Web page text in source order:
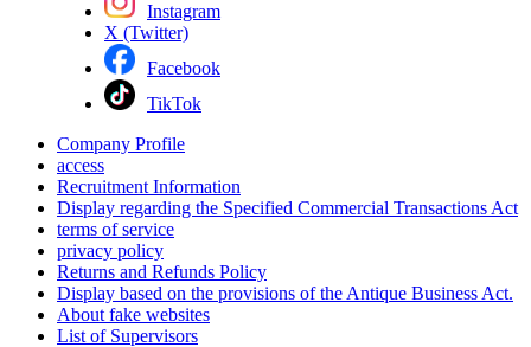
Instagram
X (Twitter)
Facebook
TikTok
Company Profile
access
Recruitment Information
Display regarding the Specified Commercial Transactions Act
terms of service
privacy policy
Returns and Refunds Policy
Display based on the provisions of the Antique Business Act.
About fake websites
List of Supervisors